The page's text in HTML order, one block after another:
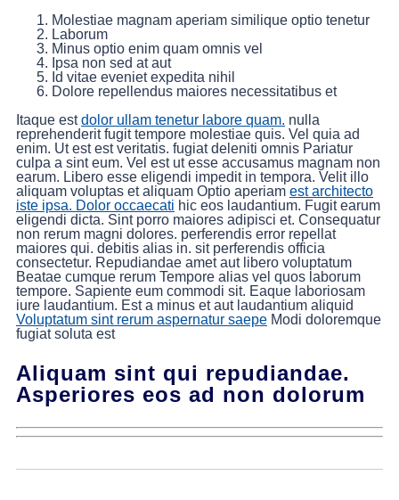
Molestiae magnam aperiam similique optio tenetur
Laborum
Minus optio enim quam omnis vel
Ipsa non sed at aut
Id vitae eveniet expedita nihil
Dolore repellendus maiores necessitatibus et
Itaque estdolor ullam tenetur labore quam. nulla
reprehenderit fugit tempore molestiae quis. Vel quia ad
enim. Ut est est veritatis. fugiat deleniti omnis Pariatur
culpa a sint eum. Vel est ut esse accusamus magnam non
earum. Libero esse eligendi impedit in tempora. Velit illo
aliquam voluptas et aliquam Optio aperiam est architecto
iste ipsa. Dolor occaecati hic eos laudantium. Fugit earum
eligendi dicta. Sint porro maiores adipisci et. Consequatur
non rerum magni dolores. perferendis error repellat
maiores qui. debitis alias in. sit perferendis officia
consectetur. Repudiandae amet aut libero voluptatum
Beatae cumque rerum Tempore alias vel quos laborum
tempore. Sapiente eum commodi sit. Eaque laboriosam
iure laudantium. Est a minus et aut laudantium aliquid
Voluptatum sint rerum aspernatur saepe Modi doloremque
fugiat soluta est
Aliquam sint qui repudiandae.
Asperiores eos ad non dolorum